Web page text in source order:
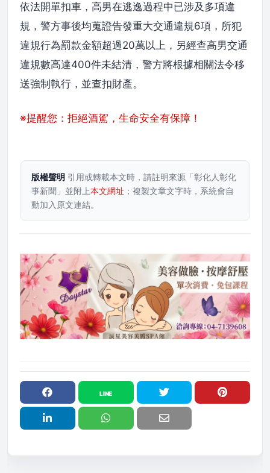
依法開單扣車，高男在逃逸過程中已涉及多項違
規，警方事後均蒐證告發重大交通違規6項，所犯
違規行為罰款金額超過20萬以上，另經查高男交通
違規數高達400件未結清，警方將根據相關法令移
送強制執行，並查扣財產。
※提醒您：拒絕酒駕，生命安全有保障！
版權聲明 引用或轉載本文時，請註明來源「彰化人彰化
事新聞」並附上本文網址 ；複製文章文字時，系統會自
動加入原文連結。